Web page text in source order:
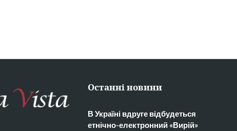
Останні новини
В Україні вдруге відбудеться
етнічно-електронний «Вирій»